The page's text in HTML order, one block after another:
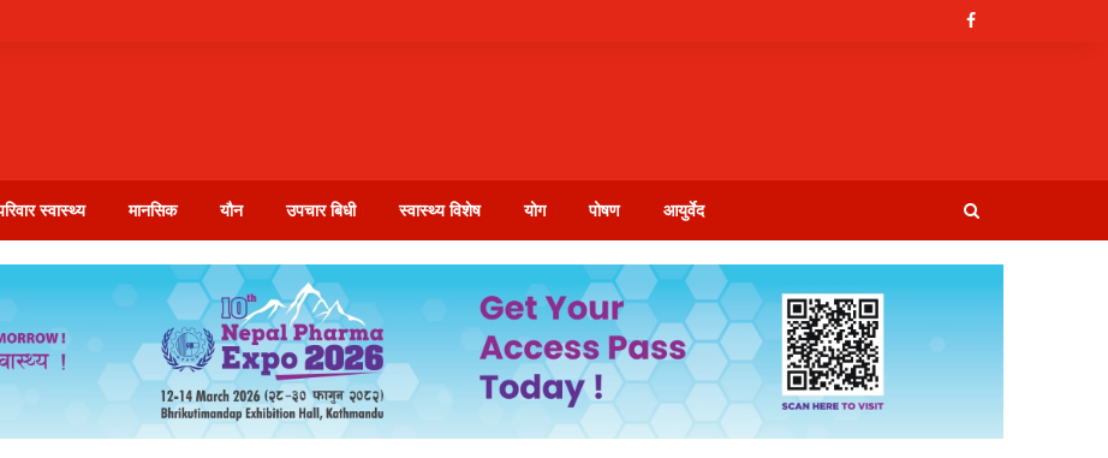
स्वास्थ्य मानसिक यौन उपचार बिधी स्वास्थ्य विशेष योग पोषण आयुर्वेद